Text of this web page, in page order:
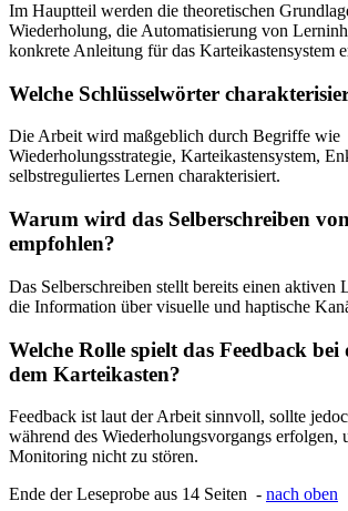
Im Hauptteil werden die theoretischen
Wiederholung, die Automatisierung von
konkrete Anleitung für das Karteikastensystem
Welche Schlüsselwörter
Die Arbeit wird maßgeblich durch Begriffe wie
Wiederholungsstrategie, Karteikastensystem,
selbstreguliertes Lernen charakterisiert.
Warum wird das Selberschreiben
empfohlen?
Das Selberschreiben stellt bereits einen aktiven
die Information über visuelle und haptische
Welche Rolle spielt das Feedback
dem Karteikasten?
Feedback ist laut der Arbeit sinnvoll, sollte
während des Wiederholungsvorgangs erfolgen,
Monitoring nicht zu stören.
Ende der Leseprobe aus 14 Seiten - nach oben